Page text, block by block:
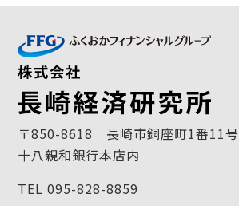
〒850-8618 長崎市銅座町1番11号
十八親和銀行本店内
TEL 095-828-8859